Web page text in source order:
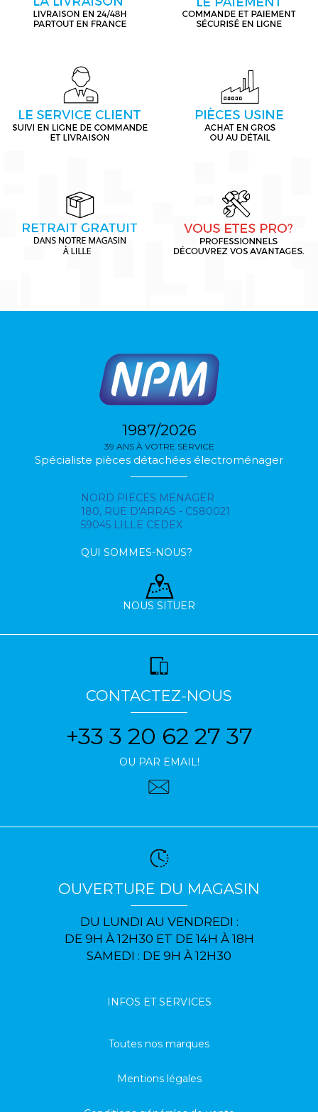
1987/2026
39 ANS À VOTRE SERVICE
Spécialiste pièces détachées électroménager
NORD PIECES MENAGER
180, RUE D'ARRAS - CS80021
59045 LILLE CEDEX
QUI SOMMES-NOUS?
NOUS SITUER
CONTACTEZ-NOUS
+33 3 20 62 27 37
OU PAR EMAIL!
OUVERTURE DU MAGASIN
DU LUNDI AU VENDREDI :
DE 9H À 12H30 ET DE 14H À 18H
SAMEDI : DE 9H À 12H30
INFOS ET SERVICES
Toutes nos marques
Mentions légales